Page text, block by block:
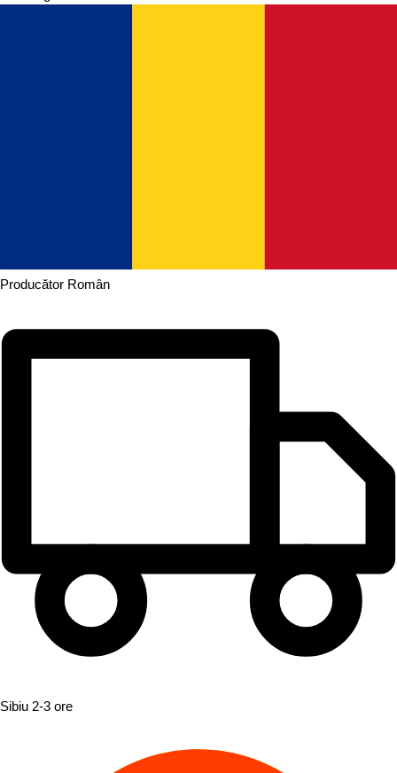
Producător Român
Sibiu 2-3 ore